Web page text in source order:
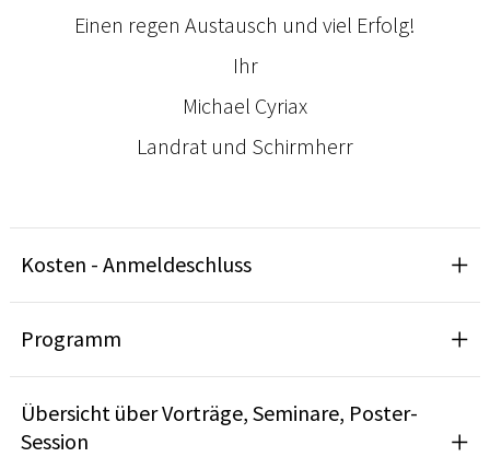
Einen regen Austausch und viel Erfolg!
Ihr
Michael Cyriax
Landrat und Schirmherr
Kosten - Anmeldeschluss
Programm
Übersicht über Vorträge, Seminare, Poster-
Session